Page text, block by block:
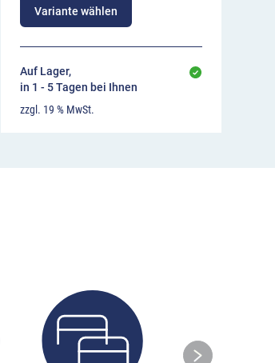
Variante wählen
Auf Lager,
in 1 - 5 Tagen bei Ihnen
zzgl. 19 % MwSt.